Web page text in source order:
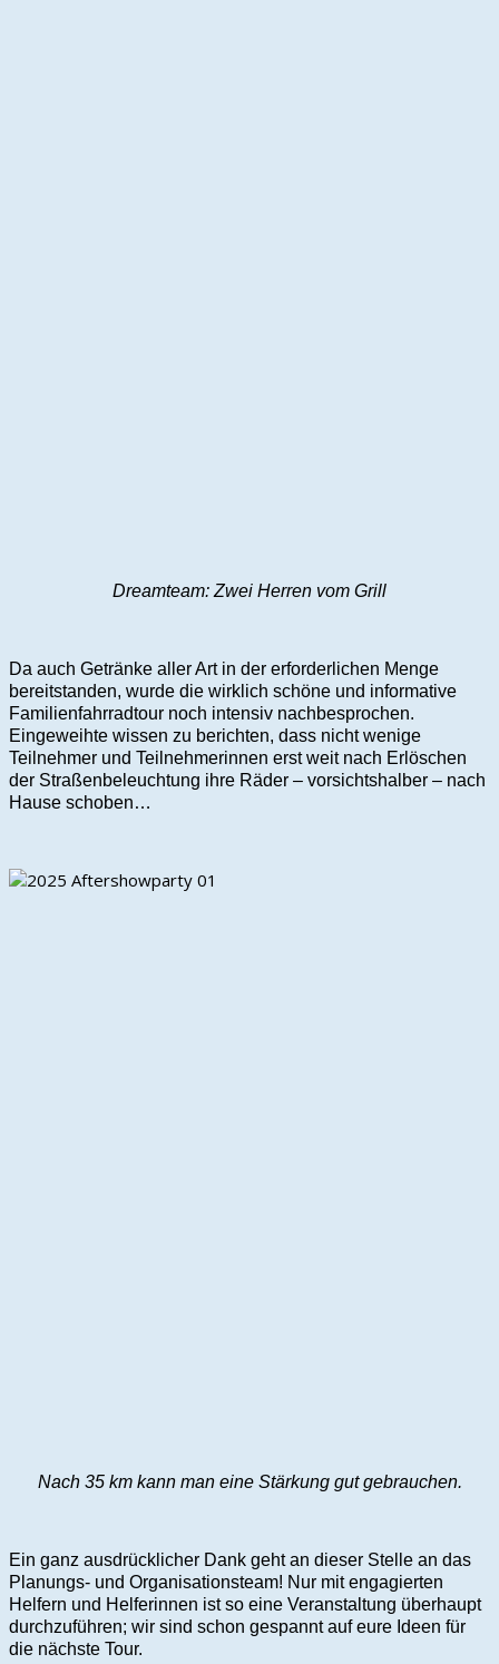
Dreamteam: Zwei Herren vom Grill
Da auch Getränke aller Art in der erforderlichen Menge
bereitstanden, wurde die wirklich schöne und informative
Familienfahrradtour noch intensiv nachbesprochen.
Eingeweihte wissen zu berichten, dass nicht wenige
Teilnehmer und Teilnehmerinnen erst weit nach Erlöschen
der Straßenbeleuchtung ihre Räder – vorsichtshalber – nach
Hause schoben…
Nach 35 km kann man eine Stärkung gut gebrauchen.
Ein ganz ausdrücklicher Dank geht an dieser Stelle an das
Planungs- und Organisationsteam! Nur mit engagierten
Helfern und Helferinnen ist so eine Veranstaltung überhaupt
durchzuführen; wir sind schon gespannt auf eure Ideen für
die nächste Tour.